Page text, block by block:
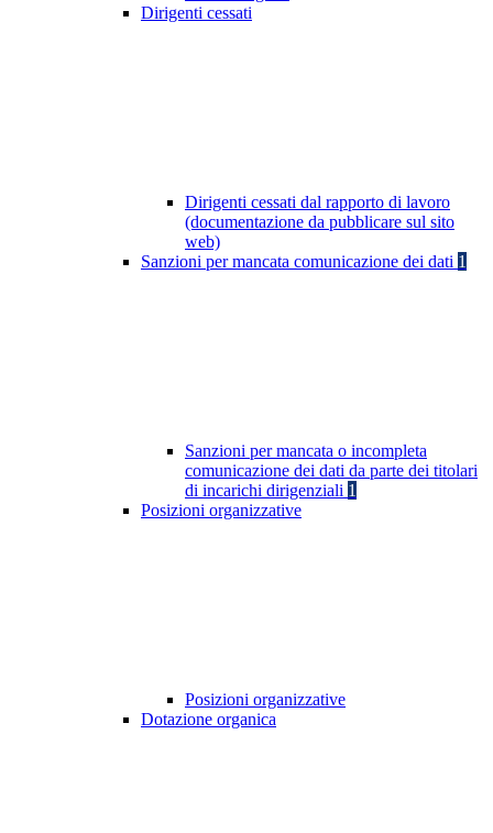
Dirigenti cessati
Dirigenti cessati dal rapporto di lavoro
(documentazione da pubblicare sul sito
web)
Sanzioni per mancata comunicazione dei dati 1
Sanzioni per mancata o incompleta
comunicazione dei dati da parte dei titolari
di incarichi dirigenziali 1
Posizioni organizzative
Posizioni organizzative
Dotazione organica